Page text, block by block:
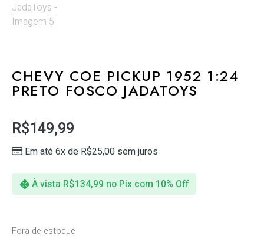
CHEVY COE PICKUP 1952 1:24
PRETO FOSCO JADATOYS
R$149,99
Em até 6x de R$25,00 sem juros
À vista R$134,99 no Pix com 10% Off
Fora de estoque